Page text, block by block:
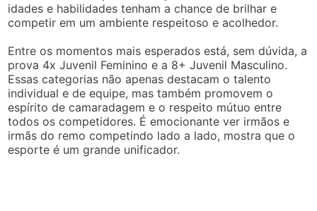
idades e habilidades tenham a chance de brilhar e
competir em um ambiente respeitoso e acolhedor.
Entre os momentos mais esperados está, sem dúvida, a
prova 4x Juvenil Feminino e a 8+ Juvenil Masculino.
Essas categorias não apenas destacam o talento
individual e de equipe, mas também promovem o
espírito de camaradagem e o respeito mútuo entre
todos os competidores. É emocionante ver irmãos e
irmãs do remo competindo lado a lado, mostra que o
esporte é um grande unificador.